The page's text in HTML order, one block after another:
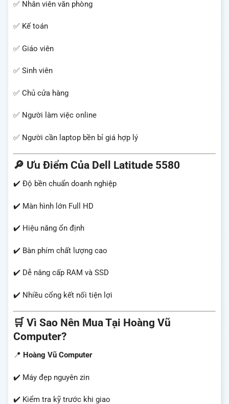
✅ Nhân viên văn phòng
✅ Kế toán
✅ Giáo viên
✅ Sinh viên
✅ Chủ cửa hàng
✅ Người làm việc online
✅ Người cần laptop bền bỉ giá hợp lý
🔎 Ưu Điểm Của Dell Latitude 5580
✔️ Độ bền chuẩn doanh nghiệp
✔️ Màn hình lớn Full HD
✔️ Hiệu năng ổn định
✔️ Bàn phím chất lượng cao
✔️ Dễ nâng cấp RAM và SSD
✔️ Nhiều cổng kết nối tiện lợi
🛒 Vì Sao Nên Mua Tại Hoàng Vũ
Computer?
📍 Hoàng Vũ Computer
✔️ Máy đẹp nguyên zin
✔️ Kiểm tra kỹ trước khi giao